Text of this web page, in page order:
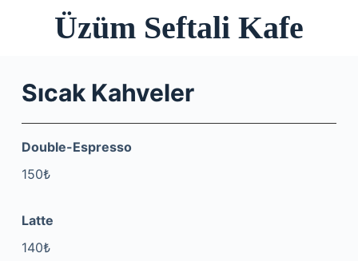
o
c
e
n
Üzüm Seftali Kafe
Sıcak Kahveler
Double-Espresso
150₺
Latte
140₺